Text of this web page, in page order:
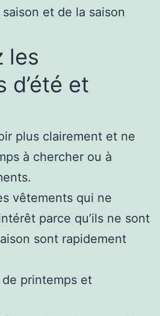
et de la saison
les
d’été et
plus clairement et ne
à chercher ou à
vêtements qui ne
parce qu’ils ne sont
sont rapidement
printemps et